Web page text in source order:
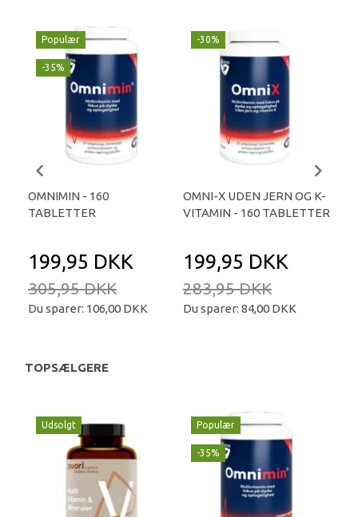
Populær
-35%
OMNIMIN - 160
TABLETTER
199,95 DKK
305,95 DKK
Du sparer: 106,00 DKK
-30%
OMNI-X UDEN JERN OG K-
VITAMIN - 160 TABLETTER
199,95 DKK
283,95 DKK
Du sparer: 84,00 DKK
TOPSÆLGERE
Udsolgt Populær
-35%